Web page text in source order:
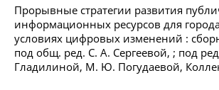
Прорывные стратегии развития
информационных ресурсов для
условиях цифровых изменений :
под общ. ред. С. А. Сергеевой, ; под
Гладилиной, М. Ю. Погудаевой,